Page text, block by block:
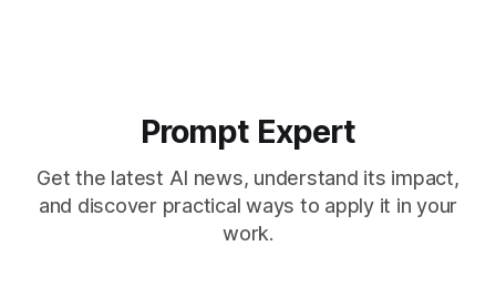
Prompt Expert
Get the latest AI news, understand its impact,
and discover practical ways to apply it in your
work.